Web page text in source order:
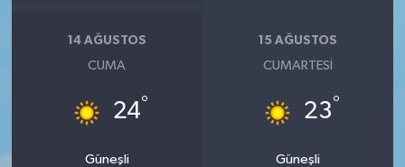
14 AĞUSTOS
CUMA
24°
Güneşli
15 AĞUSTOS
CUMARTESI
23°
Güneşli